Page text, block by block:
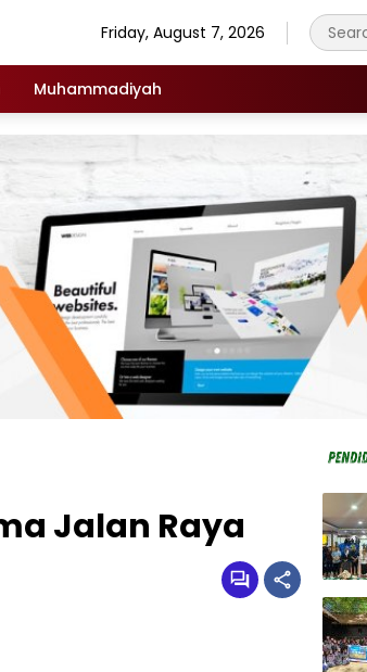
Friday, August 7, 2026
Muhammadiyah
Jalan Raya